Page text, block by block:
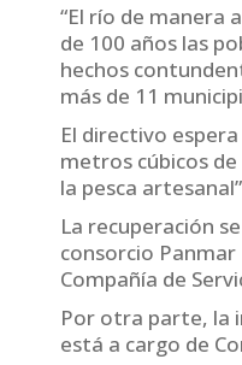
“El río de manera
de 100 años las
hechos
más de 11
El directivo
metros cúbicos
la pesca
La recuperación
consorcio
Compañía de
Por otra parte, la
está a cargo de